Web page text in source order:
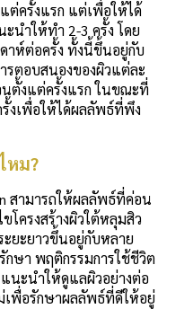
ต่ครั้งแรก แต่เพื่อให้ได้
นำให้ทำ 2-3 ครั้ง โดย
าห์ต่อครั้ง ทั้งนี้ขึ้นอยู่กับ
รตอบสนองของผิวแต่ละ
นตั้งแต่ครั้งแรก ในขณะที่
รั้งเพื่อให้ได้ผลลัพธ์ที่พึง
หม?
สามารถให้ผลลัพธ์ที่ค่อน
โครงสร้างผิวใต้หลุมสิว
ะยะยาวขึ้นอยู่กับหลาย
กษา พฤติกรรมการใช้ชีวิต
นะนำให้ดูแลผิวอย่างต่อ
เพื่อรักษาผลลัพธ์ที่ดีให้อยู่